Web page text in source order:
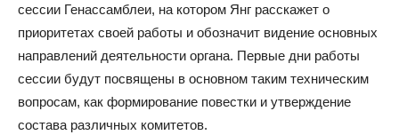
сессии Генассамблеи, на котором Янг расскажет о
приоритетах своей работы и обозначит видение основных
направлений деятельности органа. Первые дни работы
сессии будут посвящены в основном таким техническим
вопросам, как формирование повестки и утверждение
состава различных комитетов.